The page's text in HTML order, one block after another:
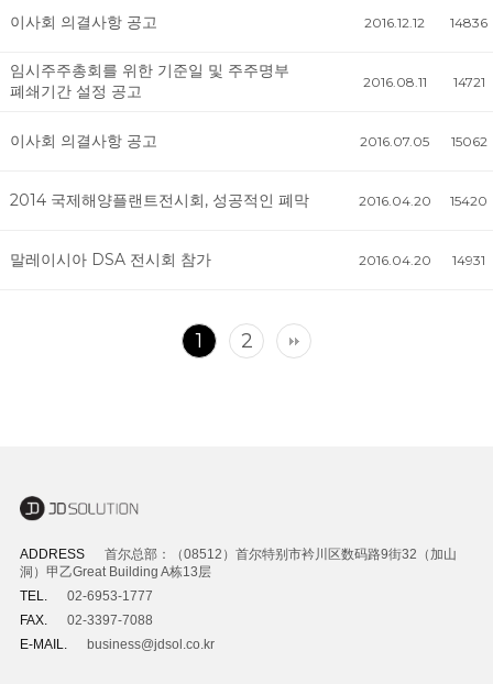
이사회 의결사항 공고 2016.12.12 14836
임시주주총회를 위한 기준일 및 주주명부
폐쇄기간 설정 공고
2016.08.11 14721
이사회 의결사항 공고 2016.07.05 15062
2014 국제해양플랜트전시회, 성공적인 폐막 2016.04.20 15420
말레이시아 DSA 전시회 참가 2016.04.20 14931
1 2
ADDRESS
首尔总部：（08512）首尔特别市衿川区数码路9街32（加山
洞）甲乙Great Building A栋13层
TEL.
02-6953-1777
FAX.
02-3397-7088
E-MAIL.
business@jdsol.co.kr